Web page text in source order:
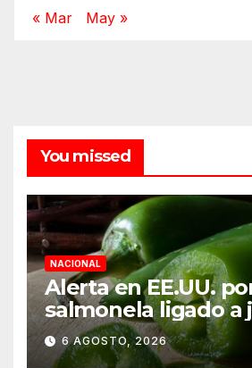
« Mar May »
You missed
NACIONAL
Alerta en EE.UU.
salmonela ligado a
mexicanos;
casos
6 AGOSTO, 2026